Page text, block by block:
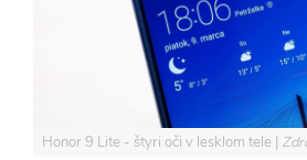
Honor 9 Lite - štyri oči v lesklom tele